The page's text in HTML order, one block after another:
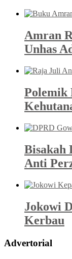
Amran
Unhas
Polemik
Bisakah
Anti
Jokowi
Kerbau
Advertorial